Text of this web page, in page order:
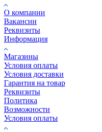
О компании
Вакансии
Реквизиты
Информация
Магазины
Условия оплаты
Условия доставки
Гарантия на товар
Реквизиты
Политика
Возможности
Условия оплаты